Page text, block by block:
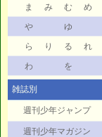
ま
み む め
や
ゆ
ら
り る れ
わ
を
雑誌別
週刊少年ジャンプ
週刊少年マガジン